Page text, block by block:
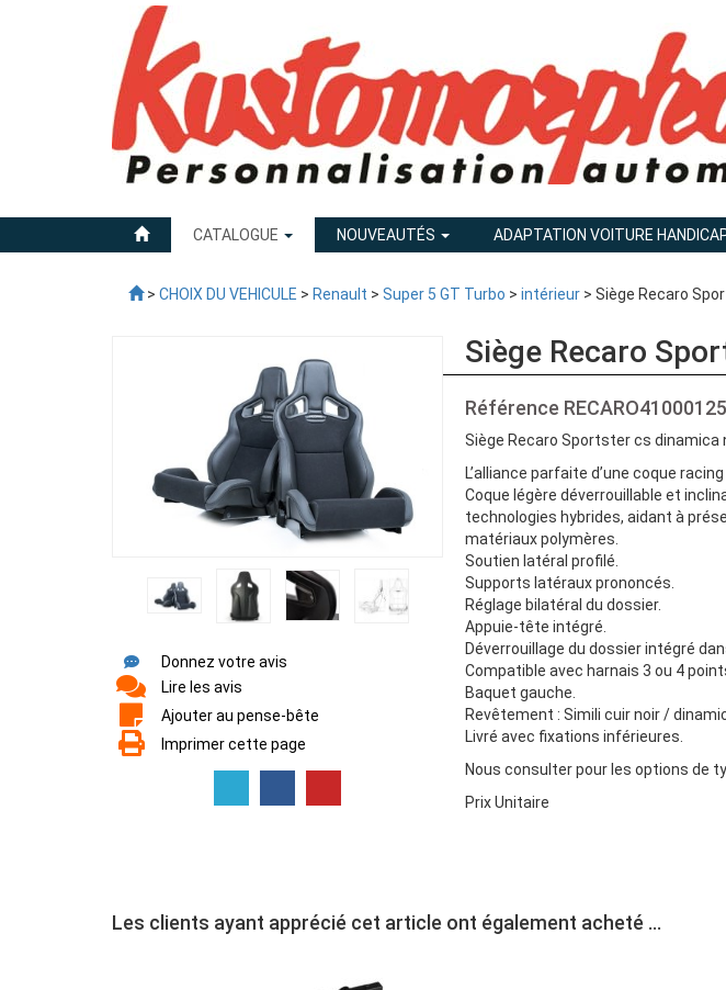
CATALOGUE NOUVEAUTÉS ADAPTATION VOITURE
> CHOIX DU VEHICULE > Renault > Super 5 GT Turbo > intérieur > Siège Recaro
Donnez votre avis
Lire les avis
Ajouter au pense-bête
Imprimer cette page
Siège Recaro
Référence
Siège Recaro Sportster cs dinamica
L’alliance parfaite d’une coque
Coque légère déverrouillable et
technologies hybrides, aidant à
matériaux polymères.
Soutien latéral profilé.
Supports latéraux prononcés.
Réglage bilatéral du dossier.
Appuie-tête intégré.
Déverrouillage du dossier intégré
Compatible avec harnais 3 ou 4
Baquet gauche.
Revêtement : Simili cuir noir /
Livré avec fixations inférieures.
Nous consulter pour les options de
Prix Unitaire
Les clients ayant apprécié cet article ont également acheté ...